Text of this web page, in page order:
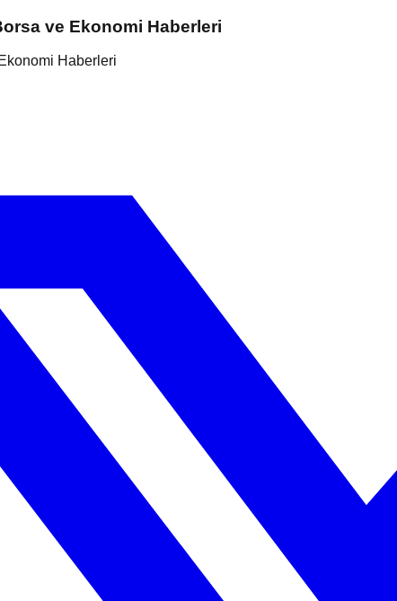
ve Ekonomi Haberleri
Haberleri